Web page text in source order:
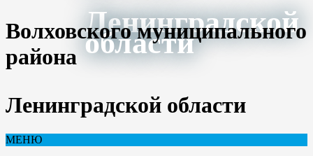
Ленинградской
области
Волховского муниципального
района
Ленинградской области
МЕНЮ